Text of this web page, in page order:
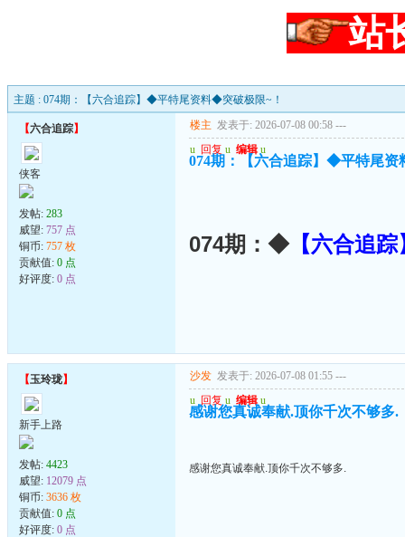
站
主题 : 074期：【六合追踪】◆平特尾资料◆突破极限~！
【六合追踪】
侠客
发帖: 283
威望: 757 点
铜币: 757 枚
贡献值: 0 点
好评度: 0 点
楼主 发表于: 2026-07-08 00:58 ---
u 回复 u 编辑 u
074期：【六合追踪】◆平特尾
074期：◆【六合追踪
【玉玲珑】
新手上路
发帖: 4423
威望: 12079 点
铜币: 3636 枚
贡献值: 0 点
好评度: 0 点
沙发 发表于: 2026-07-08 01:55 ---
u 回复 u 编辑 u
感谢您真诚奉献.顶你千次不够多.
感谢您真诚奉献.顶你千次不够多.